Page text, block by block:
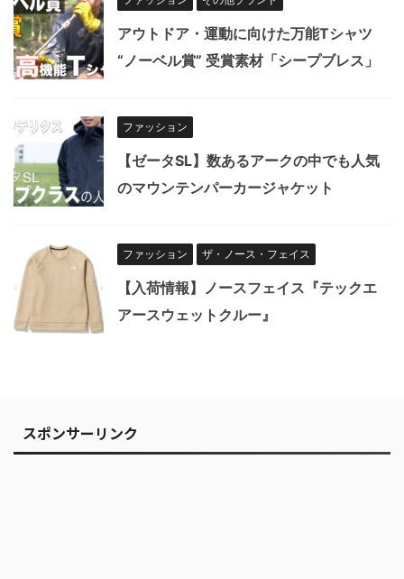
アウトドア・運動に向けた万能Tシャツ
“ノーベル賞” 受賞素材「シープブレス」
ファッション
【ゼータSL】数あるアークの中でも人気
のマウンテンパーカージャケット
ファッション ザ・ノース・フェイス
【入荷情報】ノースフェイス『テックエ
アースウェットクルー』
スポンサーリンク